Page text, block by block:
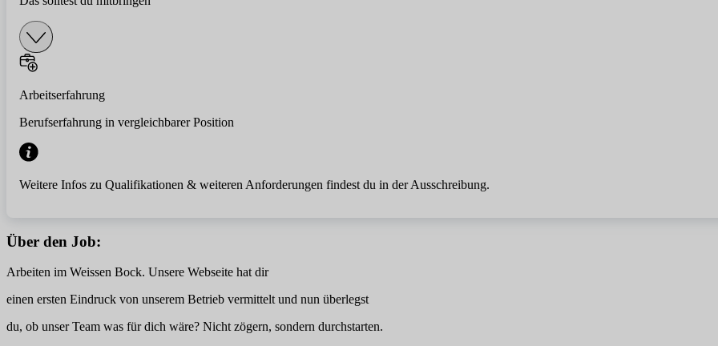
Arbeitserfahrung
Berufserfahrung in vergleichbarer Position
Weitere Infos zu Qualifikationen & weiteren Anforderungen findest du in der Ausschreibung.
Über den Job:
Arbeiten im Weissen Bock. Unsere Webseite hat dir
einen ersten Eindruck von unserem Betrieb vermittelt und nun überlegst
du, ob unser Team was für dich wäre? Nicht zögern, sondern durchstarten.